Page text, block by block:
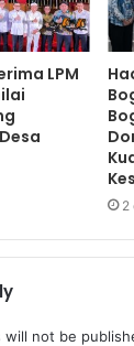
LPM
2
will not be